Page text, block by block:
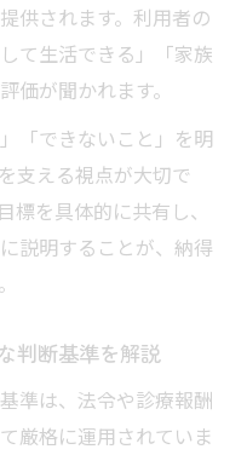
供されます。利用者の
て生活できる」「家族
価が聞かれます。
「できないこと」を明
支える視点が大切で
標を具体的に共有し、
説明することが、納得
判断基準を解説
準は、法令や診療報酬
厳格に運用されていま